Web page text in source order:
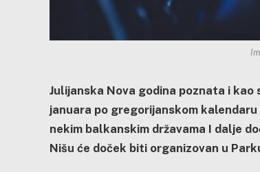
Julijanska Nova godina poznata i
januara po gregorijanskom
nekim balkanskim državama I dalje
Nišu će doček biti organizovan u